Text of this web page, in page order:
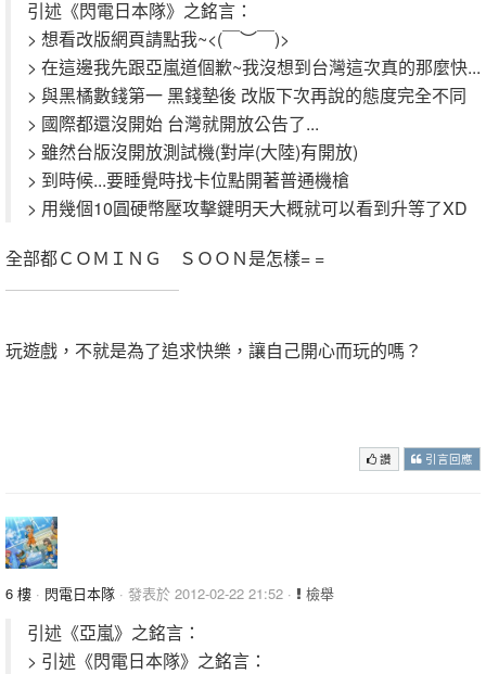
引述《閃電日本隊》之銘言：
> 想看改版網頁請點我~<(￣︶￣)>
> 在這邊我先跟亞嵐道個歉~我沒想到台灣這次真的那麼快...
> 與黑橘數錢第一 黑錢墊後 改版下次再說的態度完全不同
> 國際都還沒開始 台灣就開放公告了...
> 雖然台版沒開放測試機(對岸(大陸)有開放)
> 到時候...要睡覺時找卡位點開著普通機槍
> 用幾個10圓硬幣壓攻擊鍵明天大概就可以看到升等了XD
全部都ＣＯＭＩＮＧ ＳＯＯＮ是怎樣= =
玩遊戲，不就是為了追求快樂，讓自己開心而玩的嗎？
讚 引言回應
6 樓 · 閃電日本隊 · 發表於 2012-02-22 21:52 · 檢舉
引述《亞嵐》之銘言：
> 引述《閃電日本隊》之銘言：